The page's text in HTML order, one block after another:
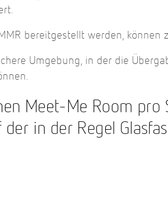
bereitgestellt werden, können
Umgebung, in der die
Meet-Me Room
in der Regel